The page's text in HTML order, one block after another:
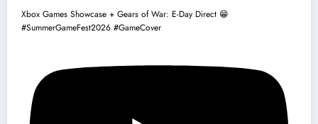
Xbox Games Showcase + Gears of War: E-Day Direct 😁
#SummerGameFest2026 #GameCover